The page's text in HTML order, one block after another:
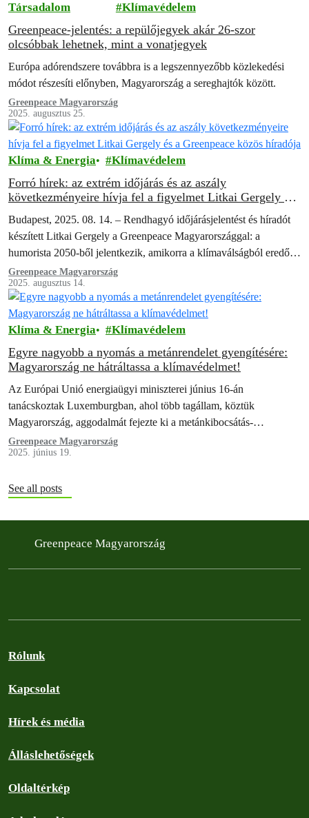
Társadalom
Klímavédelem
Greenpeace-jelentés: a repülőjegyek akár 26-szor
olcsóbbak lehetnek, mint a vonatjegyek
Európa adórendszere továbbra is a legszennyezőbb közlekedési
módot részesíti előnyben, Magyarország a sereghajtók között.
Greenpeace Magyarország
2025. augusztus 25.
Klíma & Energia Klímavédelem
Forró hírek: az extrém időjárás és az aszály
következményeire hívja fel a figyelmet Litkai Gergely és
Budapest, 2025. 08. 14. – Rendhagyó időjárásjelentést és híradót
készített Litkai Gergely a Greenpeace Magyarországgal: a
humorista 2050-ből jelentkezik, amikorra a klímaválságból eredő
felmelegedés és vízhiány már drámaian átalakította a…
Greenpeace Magyarország
2025. augusztus 14.
Klíma & Energia Klímavédelem
Egyre nagyobb a nyomás a metánrendelet gyengítésére:
Magyarország ne hátráltassa a klímavédelmet!
Az Európai Unió energiaügyi miniszterei június 16-án
tanácskoztak Luxemburgban, ahol több tagállam, köztük
Magyarország, aggodalmát fejezte ki a metánkibocsátás-
csökkentésről szóló új EU-s rendelet (2024/1787) végrehajtásával
kapcsolatban. A Románia által vezetett,…
Greenpeace Magyarország
2025. június 19.
See all posts
Greenpeace Magyarország
Rólunk
Kapcsolat
Hírek és média
Álláslehetőségek
Oldaltérkép